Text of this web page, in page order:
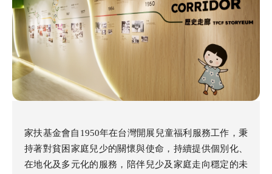
家扶基金會自1950年在台灣開展兒童福利服務工作，秉
持著對貧困家庭兒少的關懷與使命，持續提供個別化、
在地化及多元化的服務，陪伴兒少及家庭走向穩定的未